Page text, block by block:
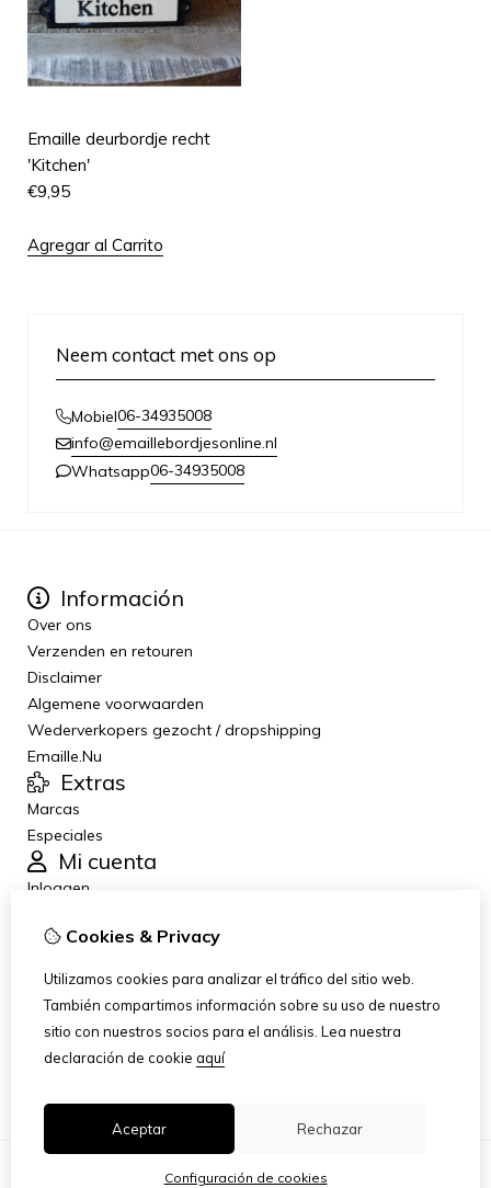
Emaille deurbordje recht
'Kitchen'
€9,95
Agregar al Carrito
Neem contact met ons op
Mobiel06-34935008
info@emaillebordjesonline.nl
Whatsapp06-34935008
Información
Over ons
Verzenden en retouren
Disclaimer
Algemene voorwaarden
Wederverkopers gezocht / dropshipping
Emaille.Nu
Extras
Marcas
Especiales
Mi cuenta
Inloggen
Lista de deseos
Servicio al Cliente
Cookies & Privacy
Utilizamos cookies para analizar el tráfico del sitio web.
También compartimos información sobre su uso de nuestro
sitio con nuestros socios para el análisis. Lea nuestra
declaración de cookie aquí
Aceptar Rechazar
Configuración de cookies